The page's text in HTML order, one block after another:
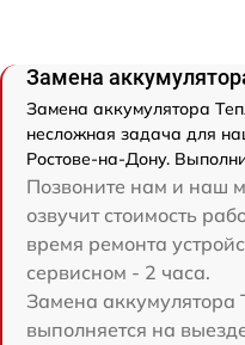
Замена
Замена аккумулятора
несложная задача для
Ростове-на-Дону.
Позвоните нам и наш
озвучит стоимость
время ремонта
сервисном - 2 часа.
Замена аккумулятора
выполняется на